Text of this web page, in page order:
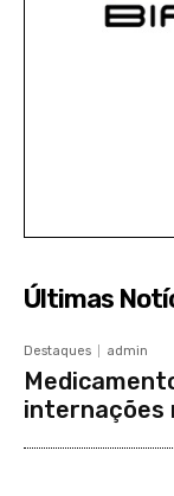
Últimas
Destaques admin
internações